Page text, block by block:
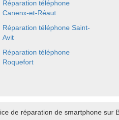
Réparation téléphone
Canenx-et-Réaut
Réparation téléphone Saint-
Avit
Réparation téléphone
Roquefort
de réparation de smartphone sur